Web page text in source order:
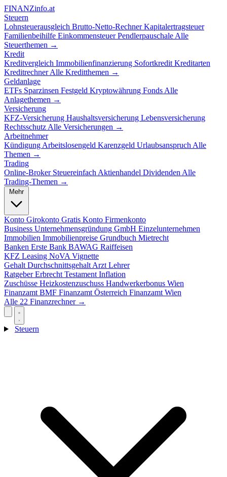
FINANZinfo.at
Steuern
Lohnsteuerausgleich Brutto-Netto-RechnerKapitalertragsteuer
Familienbeihilfe EinkommensteuerPendlerpauschale Alle
Steuerthemen →
Kredit
Kreditvergleich Immobilienfinanzierung Sofortkredit Kreditarten
KreditrechnerAlle Kreditthemen →
Geldanlage
ETFs Sparzinsen Festgeld Kryptowährung Fonds Alle
Anlagethemen →
Versicherung
KFZ-Versicherung Haushaltsversicherung Lebensversicherung
Rechtsschutz Alle Versicherungen →
Arbeitnehmer
Kündigung Arbeitslosengeld Karenzgeld Urlaubsanspruch Alle
Themen →
Trading
Online-Broker Steuereinfach Aktienhandel Dividenden Alle
Trading-Themen →
Mehr
Konto Girokonto Gratis Konto Firmenkonto
Business Unternehmensgründung GmbH Einzelunternehmen
Immobilien Immobilienpreise Grundbuch Mietrecht
Banken Erste Bank BAWAG Raiffeisen
KFZ Leasing NoVA Vignette
Gehalt Durchschnittsgehalt Arzt Lehrer
RatgeberErbrecht Testament Inflation
Zuschüsse Heizkostenzuschuss Handwerkerbonus Wien
Finanzamt BMF Finanzamt Österreich Finanzamt Wien
Alle 22 Finanzrechner →
Steuern